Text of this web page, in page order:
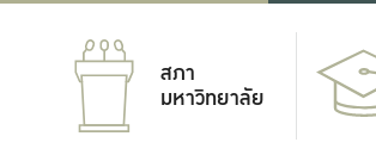
สภา
มหาวิทยาลัย